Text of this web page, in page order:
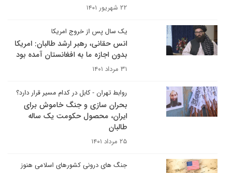
۲۲ شهریور ۱۴۰۱
یک سال پس از خروج امریکا
انس حقانی، رهبر ارشد طالبان: امریکا
بدون اجازه ما به افغانستان آمده بود
۳۱ مرداد ۱۴۰۱
روابط تهران - کابل در کدام مسیر قرار دارد؟
بحران سازی و جنگ خاموش برای
ایران، محصول حکومت یک ساله
طالبان
۲۵ مرداد ۱۴۰۱
جنگ های درونی کشورهای اسلامی هنوز